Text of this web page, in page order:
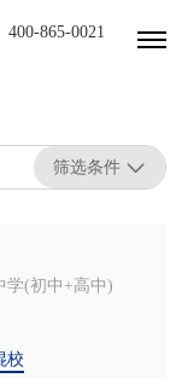
400-865-0021
筛选条件
学(初中+高中)
校